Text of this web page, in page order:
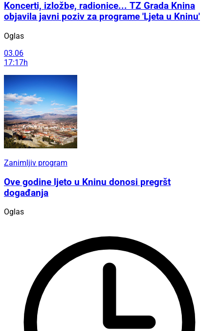
Koncerti, izložbe, radionice... TZ Grada Knina
objavila javni poziv za programe 'Ljeta u Kninu'
Oglas
03.06
17:17h
Zanimljiv program
Ove godine ljeto u Kninu donosi pregršt
događanja
Oglas